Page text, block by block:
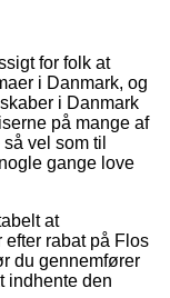
for folk at
i Danmark, og
i Danmark
på mange af
vel som til
gange love
at
rabat på Flos
du gennemfører
indhente den